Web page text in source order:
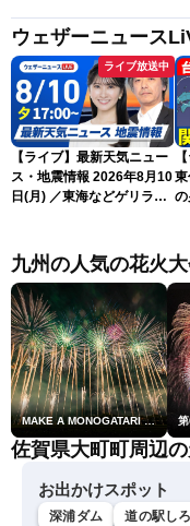
ウェザーニュース
ライブ放送中
【ライブ】最新天気ニュー
ス・地震情報 2026年8月10
日(月) ／東海などゲリラ雷
ュースLiVEイブニング・駒
木結衣／宇野沢達也〉
東
九州の人気の花火
MAKE A MONOGATARI 2026
佐賀県大町町周辺
お出かけスポット
深浦ダム 道の駅し